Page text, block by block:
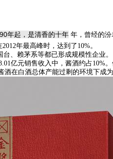
年起，是清香的十年 年，曾经的汾
年最高峰时，达到了10%。
、赖茅系等都已形成规模性企业。
亿元销售收入中，酱酒约占10%
在白酒总体产能过剩的环境下成